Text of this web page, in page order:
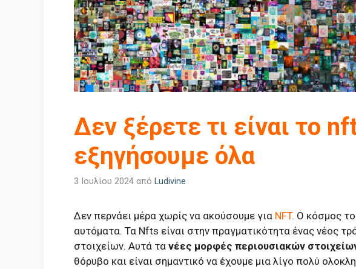
Δεν ξέρετε τι είναι το
εξηγήσουμε όλα
3 Ιουλίου 2024 από Ludivine
Δεν περνάει μέρα χωρίς να ακούσουμε για NFT. Ο κόσμος
αυτόματα. Τα Nfts είναι στην πραγματικότητα ένας νέος
στοιχείων. Αυτά τα νέες μορφές περιουσιακών
θόρυβο και είναι σημαντικό να έχουμε μια λίγο πολύ